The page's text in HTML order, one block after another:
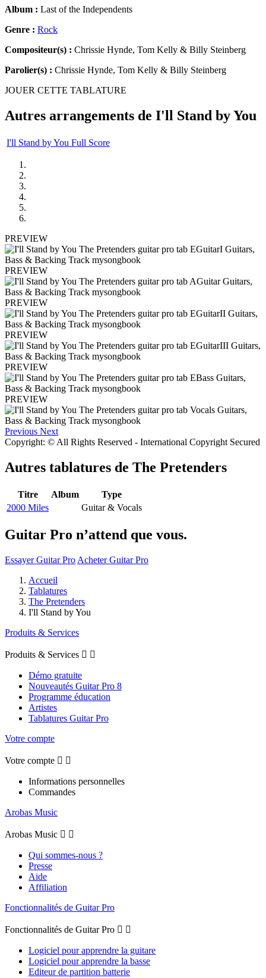
Album : Last of the Independents
Genre : Rock
Compositeur(s) : Chrissie Hynde, Tom Kelly & Billy Steinberg
Parolier(s) : Chrissie Hynde, Tom Kelly & Billy Steinberg
JOUER CETTE TABLATURE
Autres arrangements de I'll Stand by You
I'll Stand by You Full Score
PREVIEW
PREVIEW
PREVIEW
PREVIEW
PREVIEW
PREVIEW
Previous Next
Copyright: © All Rights Reserved - International Copyright Secured
Autres tablatures de The Pretenders
Titre Album
Type
2000 Miles
Guitar & Vocals
Guitar Pro n’attend que vous.
Essayer Guitar Pro Acheter Guitar Pro
Accueil
Tablatures
The Pretenders
I'll Stand by You
Produits & Services
Produits & Services  
Démo gratuite
Nouveautés Guitar Pro 8
Programme éducation
Artistes
Tablatures Guitar Pro
Votre compte
Votre compte  
Informations personnelles
Commandes
Arobas Music
Arobas Music  
Qui sommes-nous ?
Presse
Aide
Affiliation
Fonctionnalités de Guitar Pro
Fonctionnalités de Guitar Pro  
Logiciel pour apprendre la guitare
Logiciel pour apprendre la basse
Editeur de partition batterie